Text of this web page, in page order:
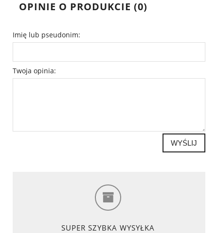
OPINIE O PRODUKCIE (0)
Imię lub pseudonim:
Twoja opinia:
WYŚLIJ
SUPER SZYBKA WYSYŁKA